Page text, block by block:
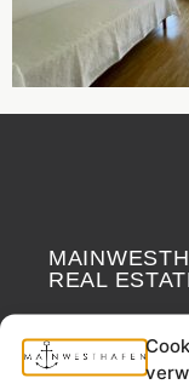
REAL
Your
real estate